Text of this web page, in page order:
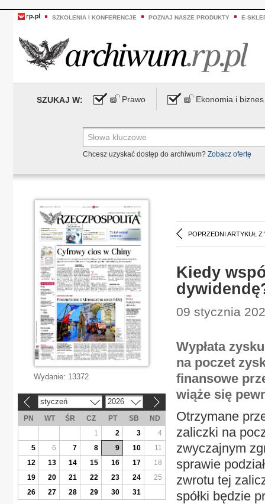
SZKOLENIA I KONFERENCJE POZNAJ NASZE PRODUKTY E-
SZUKAJ W: Prawo Ekonomia i biznes
Chcesz uzyskać dostęp do archiwum? Zobacz ofertę
POPRZEDNI ARTYKUŁ Z
Kiedy
09 stycznia
Wypłata
na poczet
finansowe
wiąże się
Otrzymane
zaliczki na
zwyczajnym
sprawie
zwrotu tej
spółki będzie
Wydanie: 13372
styczeń 2026
PN WT ŚR CZ PT SB
ND
1
2 3
4
5
6 7 8 9 10
11
12
13 14 15 16 17
18
19
20 21 22 23 24
25
26
27 28 29 30 31